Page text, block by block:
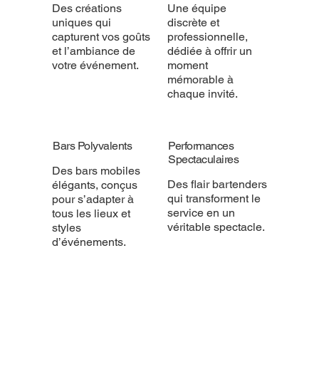
Des créations
uniques qui
capturent vos goûts
et l’ambiance de
votre événement.
Une équipe
discrète et
professionnelle,
dédiée à offrir un
moment
mémorable à
chaque invité.
Bars Polyvalents
Des bars mobiles
élégants, conçus
pour s’adapter à
tous les lieux et
styles
d’événements.
Performances
Spectaculaires
Des flair bartenders
qui transforment le
service en un
véritable spectacle.